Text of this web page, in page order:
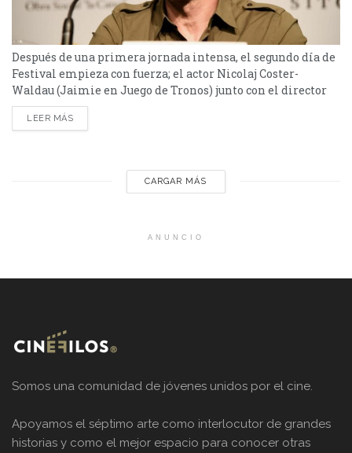
Después de una primera jornada intensa, el segundo día de
Festival empieza con fuerza; el actor Nicolaj Coster-
Waldau (Jaimie en Juego de Tronos) junto con el director
Jonas Alexander Arnby (When Animals Dream, el
guionista Rasmus Birch y los productores presentaron la
LEER MÁS
CARGAR MÁS
ANUNCIO
Somos una comunidad de jóvenes unidos por el cine.
Apoyamos el séptimo arte como interlocutor de grandes
historias y como el mejor espacio para conocer otras